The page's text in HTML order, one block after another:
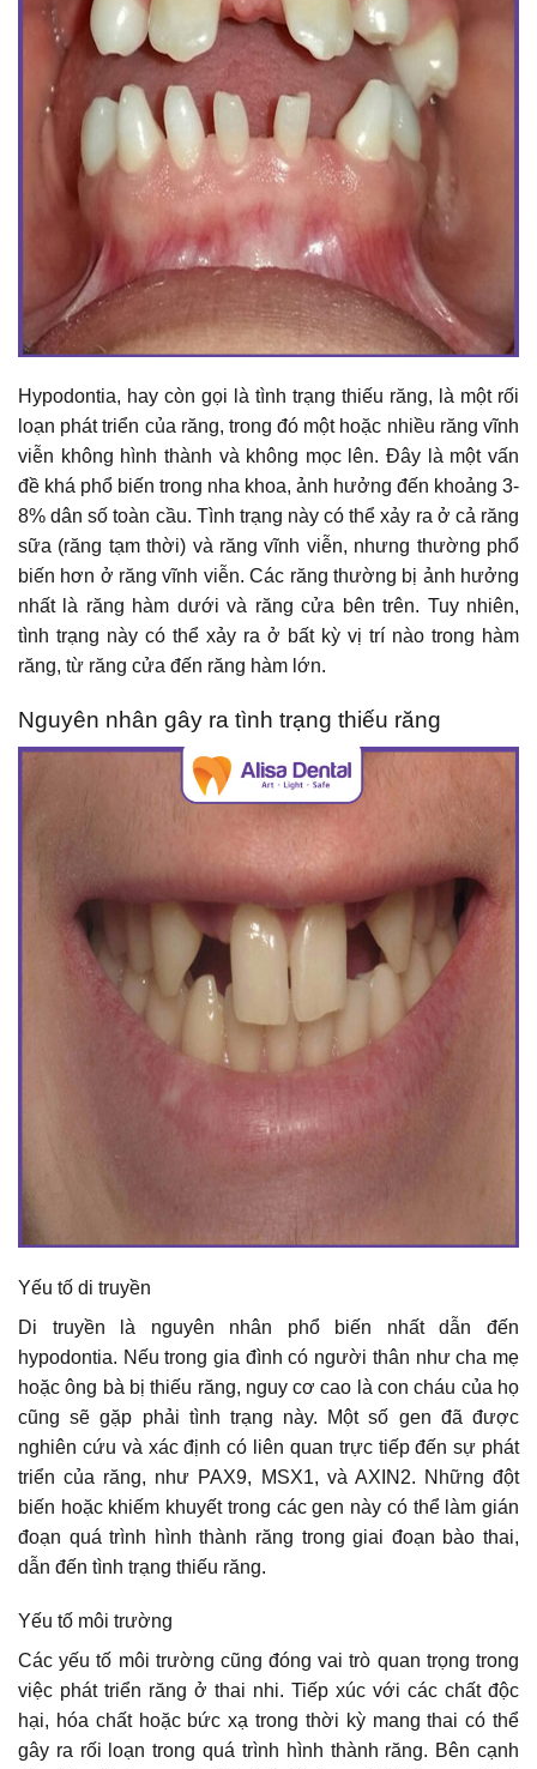
Hypodontia, hay còn gọi là tình trạng thiếu răng, là một rối
loạn phát triển của răng, trong đó một hoặc nhiều răng vĩnh
viễn không hình thành và không mọc lên. Đây là một vấn
đề khá phổ biến trong nha khoa, ảnh hưởng đến khoảng 3-
8% dân số toàn cầu. Tình trạng này có thể xảy ra ở cả răng
sữa (răng tạm thời) và răng vĩnh viễn, nhưng thường phổ
biến hơn ở răng vĩnh viễn. Các răng thường bị ảnh hưởng
nhất là răng hàm dưới và răng cửa bên trên. Tuy nhiên,
tình trạng này có thể xảy ra ở bất kỳ vị trí nào trong hàm
răng, từ răng cửa đến răng hàm lớn.
Nguyên nhân gây ra tình trạng thiếu răng
Yếu tố di truyền
Di truyền là nguyên nhân phổ biến nhất dẫn đến
hypodontia. Nếu trong gia đình có người thân như cha mẹ
hoặc ông bà bị thiếu răng, nguy cơ cao là con cháu của họ
cũng sẽ gặp phải tình trạng này. Một số gen đã được
nghiên cứu và xác định có liên quan trực tiếp đến sự phát
triển của răng, như PAX9, MSX1, và AXIN2. Những đột
biến hoặc khiếm khuyết trong các gen này có thể làm gián
đoạn quá trình hình thành răng trong giai đoạn bào thai,
dẫn đến tình trạng thiếu răng.
Yếu tố môi trường
Các yếu tố môi trường cũng đóng vai trò quan trọng trong
việc phát triển răng ở thai nhi. Tiếp xúc với các chất độc
hại, hóa chất hoặc bức xạ trong thời kỳ mang thai có thể
gây ra rối loạn trong quá trình hình thành răng. Bên cạnh